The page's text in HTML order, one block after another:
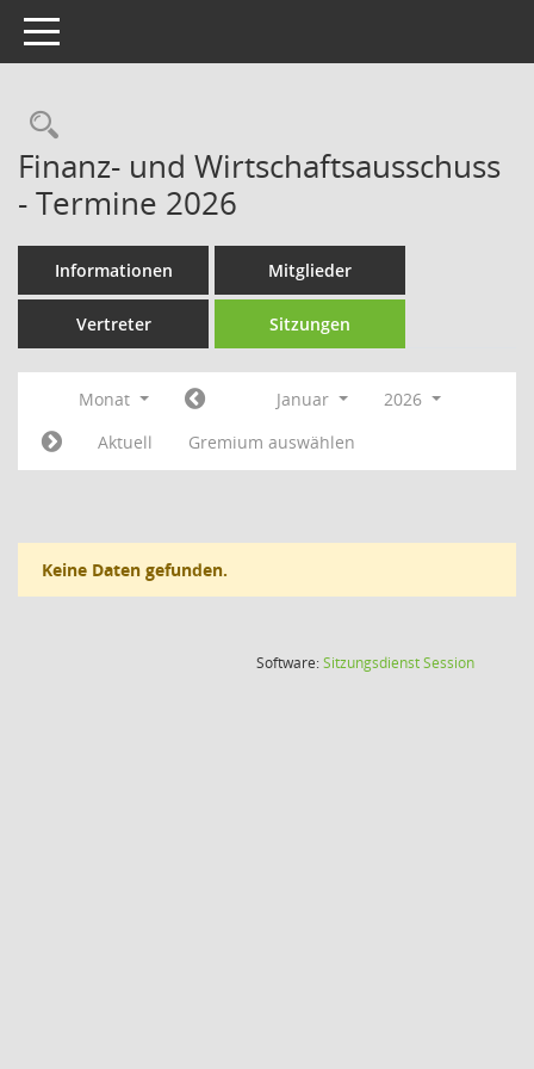
Toggle navigation
Rechercheauswahl
Finanz- und Wirtschaftsausschuss
- Termine 2026
Informationen Mitglieder
Vertreter Sitzungen
Monat Januar
2026
Aktuell
Gremium auswählen
Keine Daten gefunden.
Software:SitzungsdienstSession(Wird in